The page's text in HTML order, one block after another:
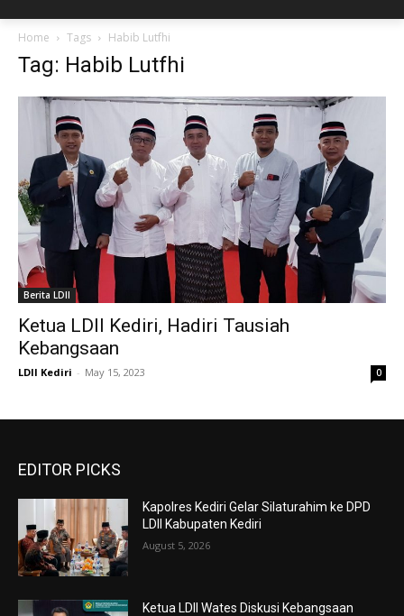
Home Tags Habib Lutfhi
Tag: Habib Lutfhi
Berita LDII
Ketua LDII Kediri, Hadiri Tausiah
Kebangsaan
LDII Kediri - May 15, 2023 0
EDITOR PICKS
Kapolres Kediri Gelar Silaturahim ke DPD
LDII Kabupaten Kediri
August 5, 2026
Ketua LDII Wates Diskusi Kebangsaan